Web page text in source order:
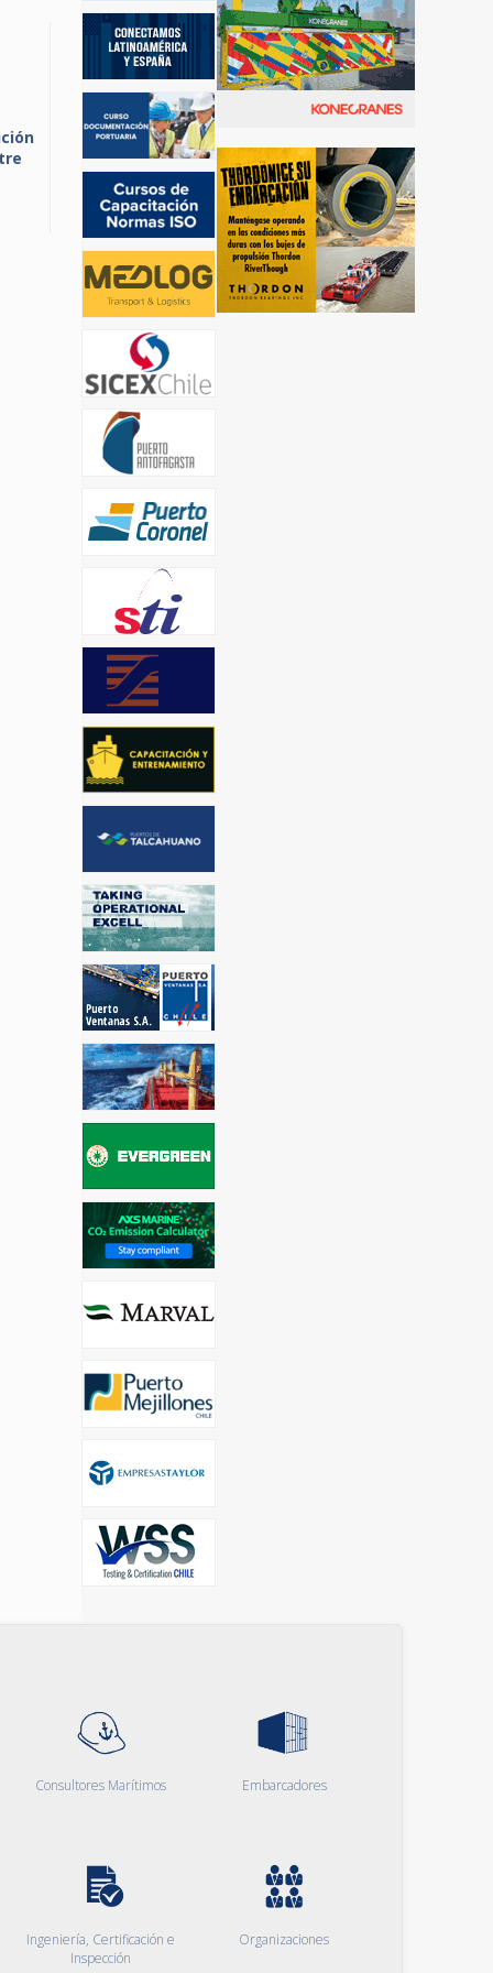
Consultores Marítimos Embarcadores
Ingeniería, Certificación e
Inspección
Organizaciones